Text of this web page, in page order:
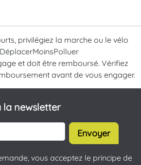
privilégiez la marche ou le vélo
et doit être remboursé. Vérifiez
avant de vous engager.
la newsletter
Envoyer
vous acceptez le principe de